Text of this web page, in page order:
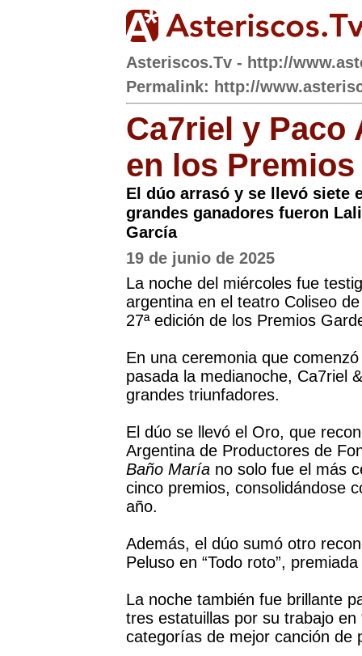
Asteriscos.Tv - http://
Permalink: http://
Ca7riel y Paco
en los
El dúo arrasó y se llevó siete
grandes ganadores fueron
García
19 de junio de 2025
La noche del miércoles fue
argentina en el teatro Coliseo
27ª edición de los Premios
En una ceremonia que
pasada la medianoche, Ca7riel
grandes triunfadores.
El dúo se llevó el Oro, que
Argentina de Productores de
Baño María no solo fue el más
cinco premios, consolidándose
año.
Además, el dúo sumó otro
Peluso en “Todo roto”,
La noche también fue brillante
tres estatuillas por su trabajo en
categorías de mejor canción de